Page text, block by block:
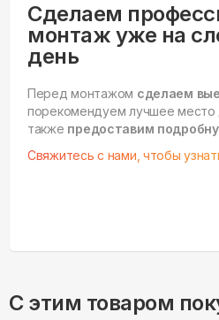
Сделаем
монтаж уже на
день
Перед монтажом сделаем
порекомендуем лучшее место
также предоставим
Свяжитесь с нами, чтобы
С этим товаром